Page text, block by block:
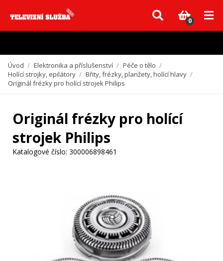
Vzhledem k aktuální situaci se může dodání dílů, které nejsou skladem,
zpozdit. Děkujeme za pochopení.
0
Úvod / Elektronika a příslušenství / Péče o tělo /
Holící strojky, epilátory / Břity, frézky, planžety, holící hlavy /
Originál frézky pro holící strojek Philips
Originál frézky pro holící
strojek Philips
Katalogové číslo: 300006898461